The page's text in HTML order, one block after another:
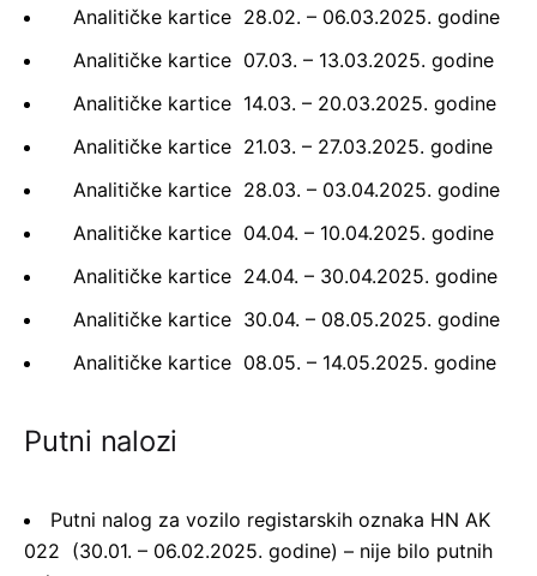
Analitičke kartice 28.02. – 06.03.2025. godine
Analitičke kartice 07.03. – 13.03.2025. godine
Analitičke kartice 14.03. – 20.03.2025. godine
Analitičke kartice 21.03. – 27.03.2025. godine
Analitičke kartice 28.03. – 03.04.2025. godine
Analitičke kartice 04.04. – 10.04.2025. godine
Analitičke kartice 24.04. – 30.04.2025. godine
Analitičke kartice 30.04. – 08.05.2025. godine
Analitičke kartice 08.05. – 14.05.2025. godine
Putni nalozi
Putni nalog za vozilo registarskih oznaka HN AK
022 (30.01. – 06.02.2025. godine) – nije bilo putnih